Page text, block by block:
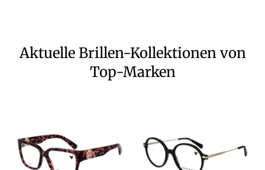
Aktuelle Brillen-Kollektionen von
Top-Marken